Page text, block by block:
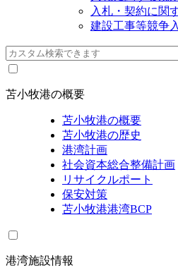
入札・契約に関
建設工事等競争
苫小牧港の概要
苫小牧港の概要
苫小牧港の歴史
港湾計画
社会資本総合整備計画
リサイクルポート
保安対策
苫小牧港港湾BCP
港湾施設情報